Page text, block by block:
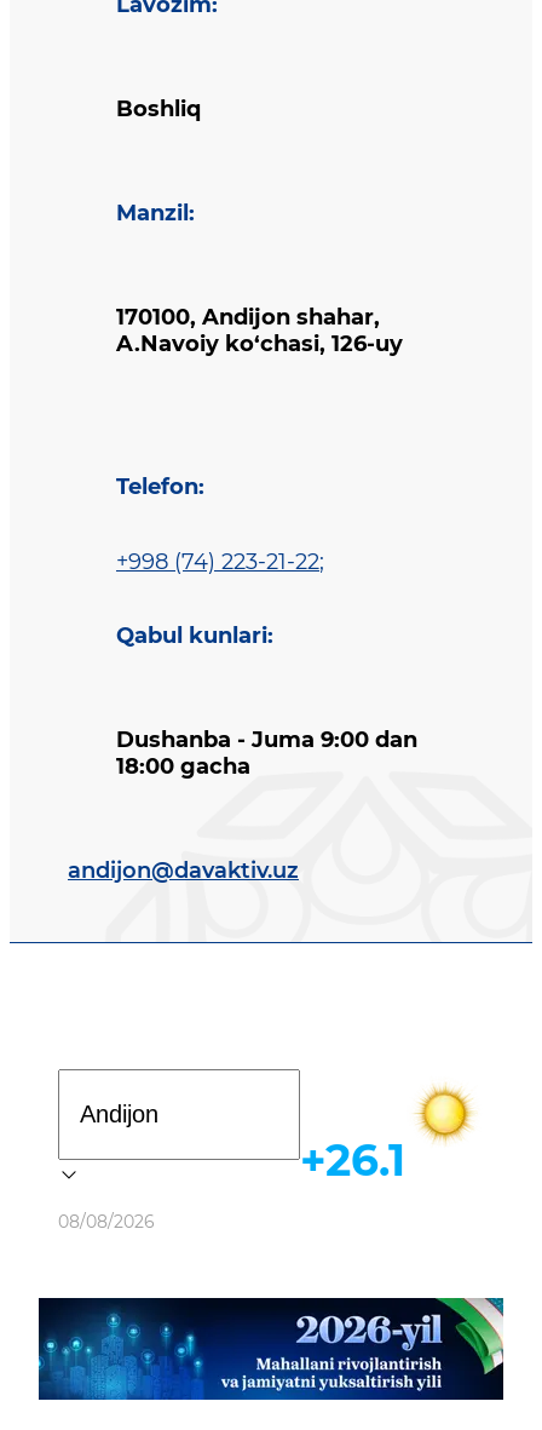
Boshliq
Manzil :
170100, Andijon shahar,
A.Navoiy ko‘chasi, 126-uy
Telefon:
+998 (74) 223-21-22;
Qabul kunlari:
Dushanba - Juma 9:00 dan
18:00 gacha
andijon@davaktiv.uz
Ob-havo
08/08/2026
+26.1